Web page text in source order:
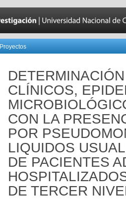
Proyectos
CLÍNICOS,
CON LA
POR
LIQUIDOS
DE PACIENTES
DE TERCER